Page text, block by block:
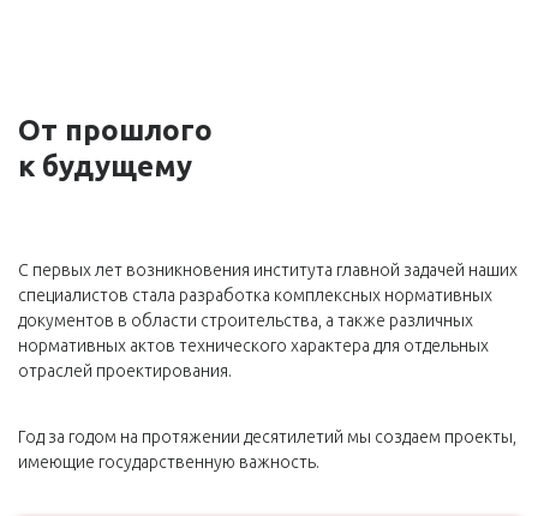
От прошлого
к будущему
С первых лет возникновения института главной задачей наших
специалистов стала разработка комплексных нормативных
документов в области строительства, а также различных
нормативных актов технического характера для отдельных
отраслей проектирования.
Год за годом на протяжении десятилетий мы создаем проекты,
имеющие государственную важность.